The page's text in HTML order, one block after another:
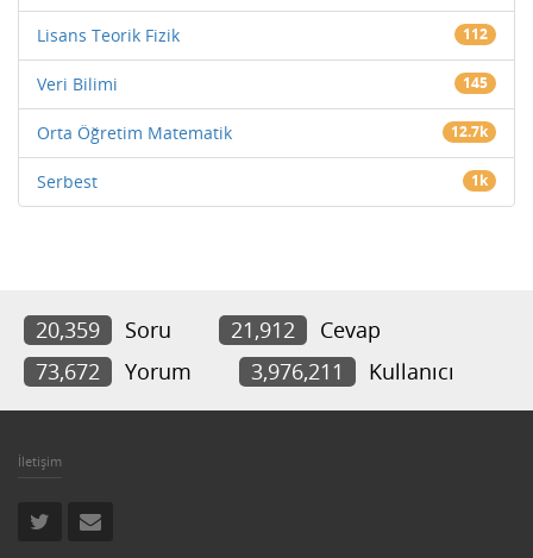
Lisans Teorik Fizik 112
Veri Bilimi 145
Orta Öğretim Matematik 12.7k
Serbest 1k
20,359 Soru 21,912
Cevap
73,672
Yorum 3,976,211 Kullanıcı
İletişim